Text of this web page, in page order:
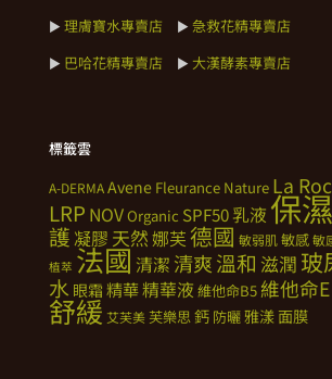
► 理膚寶水專賣店 ► 急救花精專賣店
► 巴哈花精專賣店 ► 大漢酵素專賣店
標籤雲
A-DERMAAvene Fleurance Nature La
LRP NOVOrganic SPF50乳液 保濕
護凝膠 天然娜芙德國 敏弱肌敏感敏
植萃 法國清潔 清爽溫和 滋潤 玻
水 眼霜 精華精華液 維他命B5 維他命E
舒緩 艾芙美芙樂思鈣 防曬雅漾面膜